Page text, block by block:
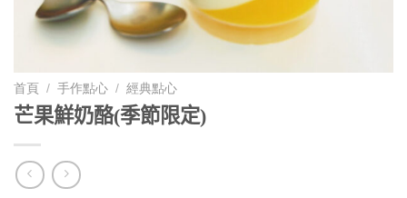
首頁 / 手作點心 / 經典點心
芒果鮮奶酪(季節限定)